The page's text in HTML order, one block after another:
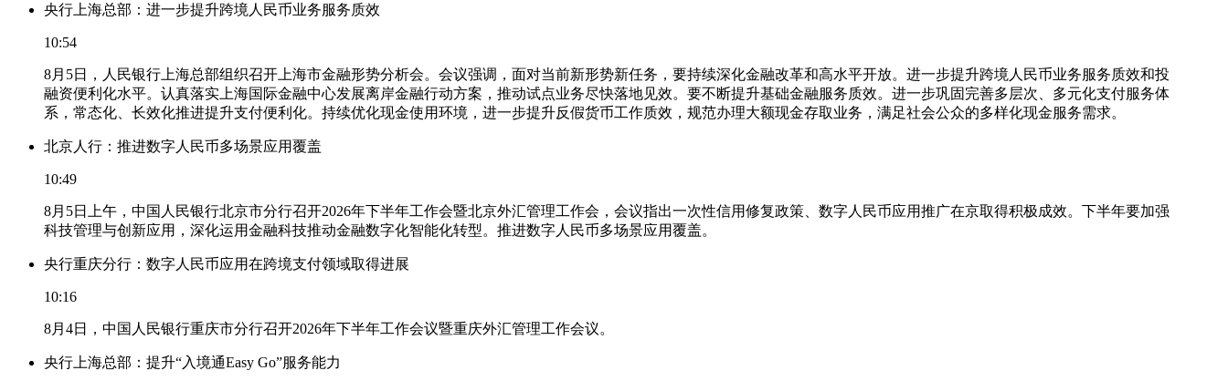
央行上海总部：进一步提升跨境人民币业务服务质效
10:54
8月5日，人民银行上海总部组织召开上海市金融形势分析会。会议强调，面对当前新形势新任务，要持续深化金融改革和高水平开放。进一步提升跨境人民币业务服务质效和投
融资便利化水平。认真落实上海国际金融中心发展离岸金融行动方案，推动试点业务尽快落地见效。要不断提升基础金融服务质效。进一步巩固完善多层次、多元化支付服务体
系，常态化、长效化推进提升支付便利化。持续优化现金使用环境，进一步提升反假货币工作质效，规范办理大额现金存取业务，满足社会公众的多样化现金服务需求。
北京人行：推进数字人民币多场景应用覆盖
10:49
8月5日上午，中国人民银行北京市分行召开2026年下半年工作会暨北京外汇管理工作会，会议指出一次性信用修复政策、数字人民币应用推广在京取得积极成效。下半年要加强
科技管理与创新应用，深化运用金融科技推动金融数字化智能化转型。推进数字人民币多场景应用覆盖。
央行重庆分行：数字人民币应用在跨境支付领域取得进展
10:16
8月4日，中国人民银行重庆市分行召开2026年下半年工作会议暨重庆外汇管理工作会议。
央行上海总部：提升“入境通Easy Go”服务能力